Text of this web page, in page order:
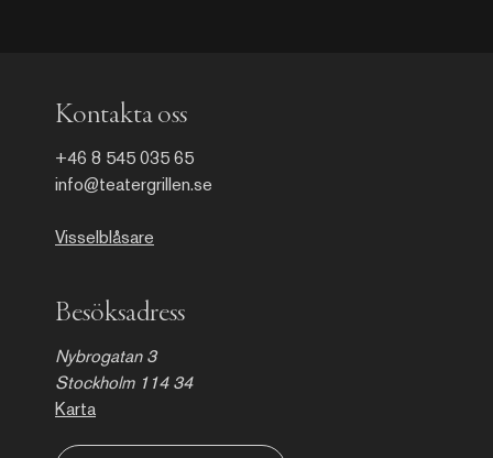
Kontakta oss
+46 8 545 035 65
info@teatergrillen.se
Visselblåsare
Besöksadress
Nybrogatan 3
Stockholm 114 34
Karta